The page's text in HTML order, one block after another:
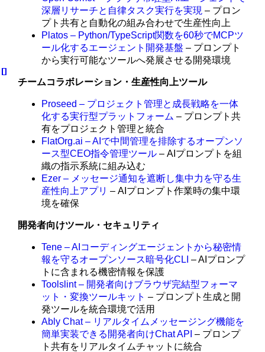
深層リサーチと自律タスク実行を実現 – プロン
プト共有と自動化の組み合わせで生産性向上
Platos – Python/TypeScript関数を60秒でMCPツ
ール化するエージェント開発基盤 – プロンプト
から実行可能なツールへ発展させる開発環境
チームコラボレーション・生産性向上ツール
Proseed – プロジェクト管理と成長戦略を一体
化する実行型プラットフォーム – プロンプト共
有をプロジェクト管理と統合
FlatOrg.ai – AIで中間管理を排除するオープンソ
ース型CEO指令管理ツール – AIプロンプトを組
織の指示系統に組み込む
Ezer – メッセージ通知を遮断し集中力を守る生
産性向上アプリ – AIプロンプト作業時の集中環
境を確保
開発者向けツール・セキュリティ
Tene – AIコーディングエージェントから秘密情
報を守るオープンソース暗号化CLI – AIプロンプ
トに含まれる機密情報を保護
Toolslint – 開発者向けブラウザ完結型フォーマ
ット・変換ツールキット – プロンプト生成と開
発ツールを統合環境で活用
Ably Chat – リアルタイムメッセージング機能を
簡単実装できる開発者向けChat API – プロンプ
ト共有をリアルタイムチャットに統合